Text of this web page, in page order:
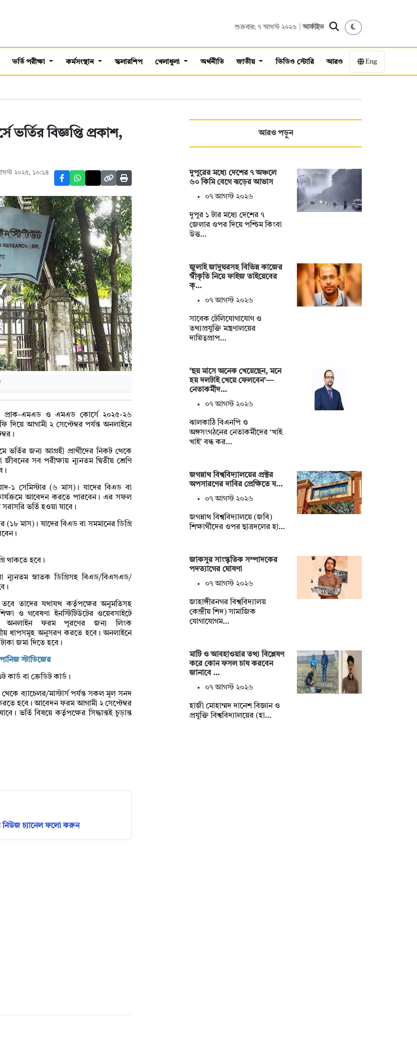
শুক্রবার; ৭ আগস্ট ২০২৬ |আর্কাইভ
ভর্তি পরীক্ষা কর্মসংস্থান স্কলারশিপ খেলাধুলা অর্থনীতি জাতীয় ভিডিও স্টোরি আরও Eng
বিজ্ঞপ্তি প্রকাশ,
২০২৫, ১০:১৪
প্রাক-এমএড ও এমএড কোর্সে ২০২৫-২৬
দিয়ে আগামী ২ সেপ্টেম্বর পর্যন্ত অনলাইনে
ভর্তির জন্য আগ্রহী প্রার্থীদের নিকট থেকে
জীবনের সব পরীক্ষায় ন্যূনতম দ্বিতীয় শ্রেণি
১ সেমিস্টার (৬ মাস)। যাদের বিএড বা
আবেদন করতে পারবেন। এর সফল
ভর্তি হওয়া যাবে।
(১৮ মাস)। যাদের বিএড বা সমমানের ডিগ্রি
থাকতে হবে।
ন্যূনতম স্নাতক ডিগ্রিসহ বিএড/বিএসএড/
।
তবে তাদের যথাযথ কর্তৃপক্ষের অনুমতিসহ
ও গবেষণা ইনস্টিটিউটের ওয়েবসাইটে
অনলাইন ফরম পূরণের জন্য লিংক
ধাপসমূহ অনুসরণ করতে হবে। অনলাইনে
জমা দিতে হবে।
স্টাডিজের
কার্ড বা ক্রেডিট কার্ড।
ব্যাচেলর/মাস্টার্স পর্যন্ত সকল মূল সনদ
হবে। আবেদন ফরম আগামী ২ সেপ্টেম্বর
ভর্তি বিষয়ে কর্তৃপক্ষের সিদ্ধান্তই চূড়ান্ত
চ্যানেল ফলো করুন
আরও পড়ুন
দুপুরের মধ্যে দেশের ৭ অঞ্চলে
৬০ কিমি বেগে ঝড়ের আভাস
০৭ আগস্ট ২০২৬
দুপুর ১ টার মধ্যে দেশের ৭
জেলার ওপর দিয়ে পশ্চিম কিংবা
উত্ত…
জুলাই জাদুঘরসহ বিভিন্ন কাজের
স্বীকৃতি নিয়ে ফাইজ তাইয়েবের
ক্…
০৭ আগস্ট ২০২৬
সাবেক টেলিযোগাযোগ ও
তথ্যপ্রযুক্তি মন্ত্রণালয়ের
দায়িত্বপ্রাপ…
‘ছয় মাসে অনেক খেয়েছেন, মনে
হয় দলটাই খেয়ে ফেলবেন’—
নেতাকর্মীদ…
০৭ আগস্ট ২০২৬
ঝালকাঠি বিএনপি ও
অঙ্গসংগঠনের নেতাকর্মীদের ‘খাই
খাই’ বন্ধ কর…
জগন্নাথ বিশ্ববিদ্যালয়ের প্রক্টর
অপসারণের দাবির প্রেক্ষিতে য…
০৭ আগস্ট ২০২৬
জগন্নাথ বিশ্ববিদ্যালয়ে (জবি)
শিক্ষার্থীদের ওপর ছাত্রদলের হা…
জাকসুর সাংস্কৃতিক সম্পাদকের
পদত্যাগের ঘোষণা
০৭ আগস্ট ২০২৬
‎জাহাঙ্গীরনগর বিশ্ববিদ্যালয়
কেন্দ্রীয় শিদ) সামাজিক
যোগাযোগম…
মাটি ও আবহাওয়ার তথ্য বিশ্লেষণ
করে কোন ফসল চাষ করবেন
জানাবে …
০৭ আগস্ট ২০২৬
হাজী মোহাম্মদ দানেশ বিজ্ঞান ও
প্রযুক্তি বিশ্ববিদ্যালয়ের (হা…